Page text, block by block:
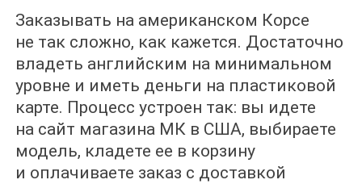
Заказывать на американском Корсе
не так сложно, как кажется. Достаточно
владеть английским на минимальном
уровне и иметь деньги на пластиковой
карте. Процесс устроен так: вы идете
на сайт магазина МК в США, выбираете
модель, кладете ее в корзину
и оплачиваете заказ с доставкой